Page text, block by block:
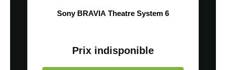
Sony BRAVIA Theatre System 6
Prix indisponible